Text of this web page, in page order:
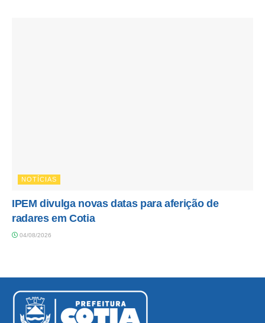
NOTÍCIAS
IPEM divulga novas datas para aferição de
radares em Cotia
04/08/2026